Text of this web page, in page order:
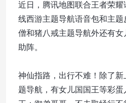
近日，腾讯地图联合王者荣耀
线西游主题导航语音包和主
僧和猪八戒主题导航外还有
助阵。
神仙指路，出行不难！除了
题导航，有女儿国国王等彩蛋